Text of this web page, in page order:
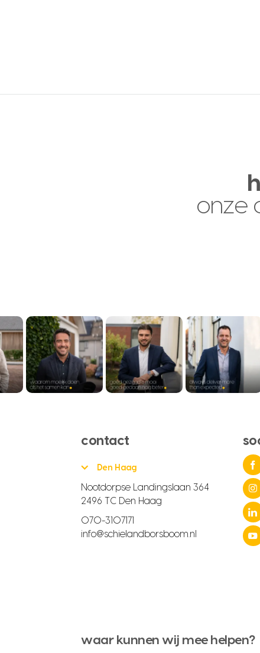
onze
contact
Den Haag
Nootdorpse Landingslaan 364
2496 TC Den Haag
070-3107171
info@schielandborsboom.nl
waar kunnen wij mee helpen?